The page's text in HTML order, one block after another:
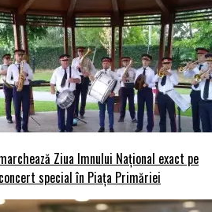
Ziua Imnului Național exact pe
special în Piața Primăriei